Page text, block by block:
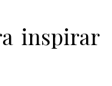
inspirar